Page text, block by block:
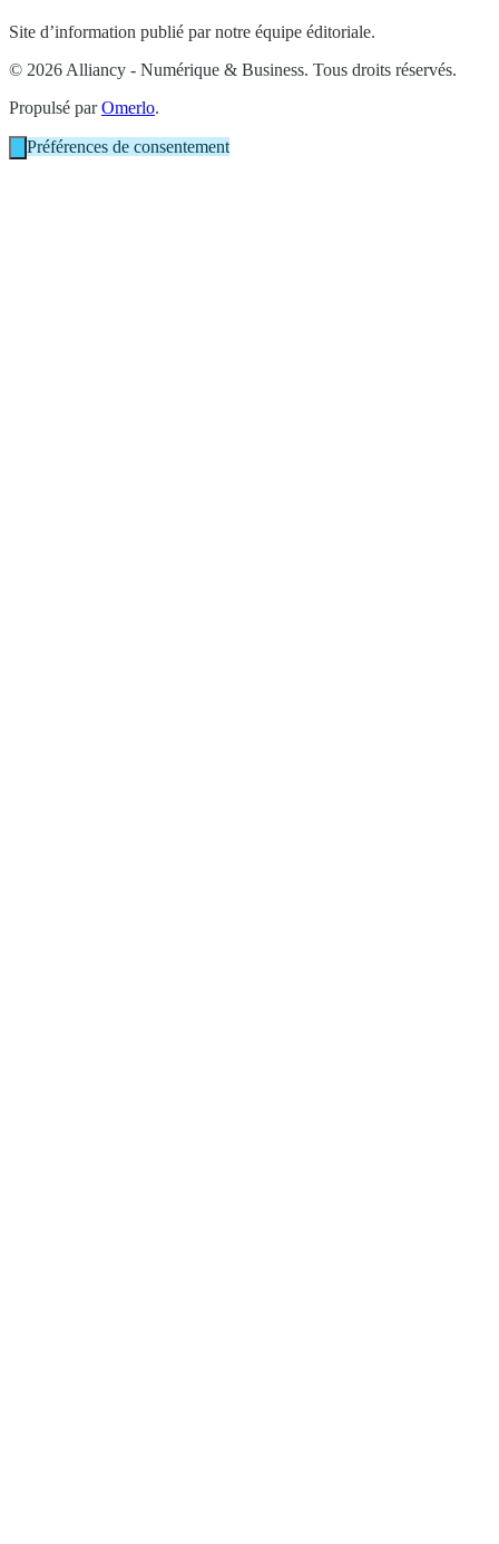
Site d’information publié par notre équipe éditoriale.
© 2026 Alliancy - Numérique & Business. Tous droits réservés.
Propulsé parOmerlo.
Préférences de consentement